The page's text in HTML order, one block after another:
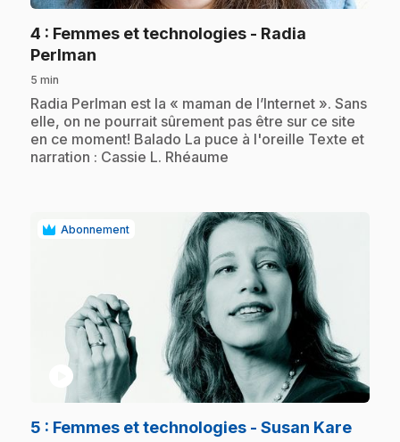
4 : Femmes et technologies - Radia
Perlman
5 min
.Radia Perlman est la « maman de l’Internet ». Sans
elle, on ne pourrait sûrement pas être sur ce site
en ce moment! Balado La puce à l'oreille Texte et
narration : Cassie L. Rhéaume
Abonnement
play_circle
5 : Femmes et technologies - Susan Kare.